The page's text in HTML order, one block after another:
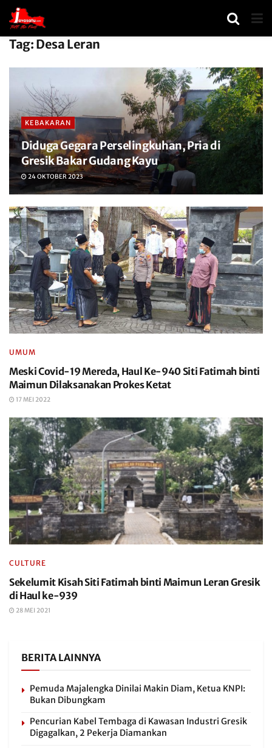
Tag: Desa Leran
KEBAKARAN
Diduga Gegara Perselingkuhan, Pria di
Gresik Bakar Gudang Kayu
24 OKTOBER 2023
UMUM
Meski Covid-19 Mereda, Haul Ke-940 Siti Fatimah binti
Maimun Dilaksanakan Prokes Ketat
17 MEI 2022
CULTURE
Sekelumit Kisah Siti Fatimah binti Maimun Leran Gresik
di Haul ke-939
28 MEI 2021
BERITA LAINNYA
Pemuda Majalengka Dinilai Makin Diam, Ketua KNPI:
Bukan Dibungkam
Pencurian Kabel Tembaga di Kawasan Industri Gresik
Digagalkan, 2 Pekerja Diamankan